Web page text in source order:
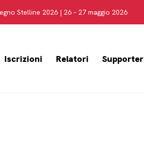
Stelline 2026 | 26 – 27 maggio 2026
Iscrizioni Relatori Supporter